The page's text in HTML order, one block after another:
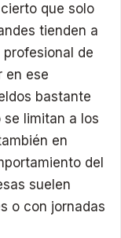
que solo
tienden a
de
en ese
bastante
se limitan a los
en
del
suelen
o con jornadas